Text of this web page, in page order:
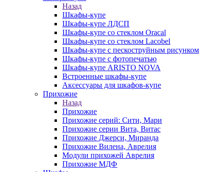
Назад
Шкафы-купе
Шкафы-купе ЛДСП
Шкафы-купе со стеклом Oracal
Шкафы-купе со стеклом Lacobel
Шкафы-купе с пескоструйным рисунком
Шкафы-купе с фотопечатью
Шкафы-купе ARISTO NOVA
Встроенные шкафы-купе
Аксессуары для шкафов-купе
Прихожие
Назад
Прихожие
Прихожие серий: Сити, Мари
Прихожие серии Вита, Витас
Прихожие Джерси, Миранда
Прихожие Вилена, Аврелия
Модули прихожей Аврелия
Прихожие МДФ